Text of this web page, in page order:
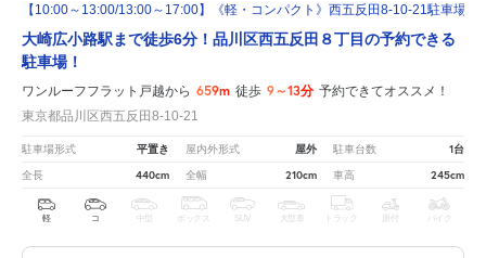
【10:00～13:00/13:00～17:00】《軽・コンパクト》西五反田8-10-21駐車場
大崎広小路駅まで徒歩6分！品川区西五反田８丁目の予約できる
駐車場！
ワンルーフフラット戸越から 659m 徒歩 9～13分 予約できてオススメ！
東京都品川区西五反田8-10-21
駐車場形式 平置き 屋内外形式 屋外 駐車台数 1台
全長 440cm 全幅 210cm 車高 245cm
軽 コ 中型 ボックス SUV 大型車 トラック 原付 バイク